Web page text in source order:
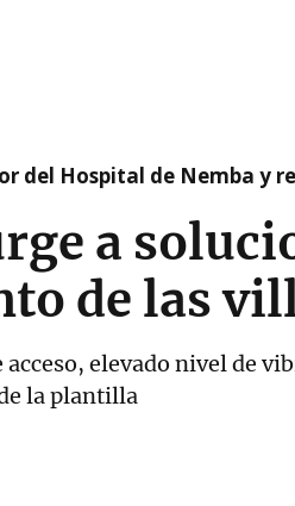
del Hospital de Nemba y
a
de las
elevado nivel de
la plantilla